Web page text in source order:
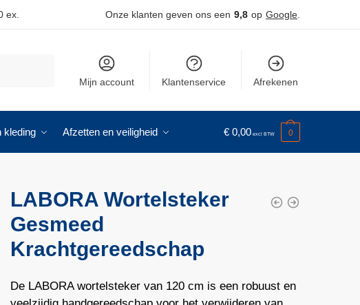
ex. Onze klanten geven ons een 9,8 op Google
Mijn account Klantenservice Afrekenen
kleding Afzetten en veiligheid € 0,00 0
LABORA Wortelsteker
Gesmeed
Krachtgereedschap
De LABORA wortelsteker van 120 cm is een robuust en